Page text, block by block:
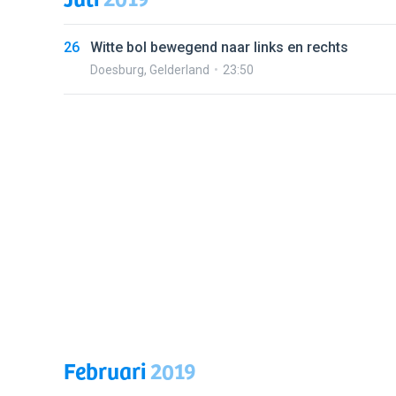
26 Witte bol bewegend naar links en rechts
Doesburg, Gelderland 23:50
Februari2019